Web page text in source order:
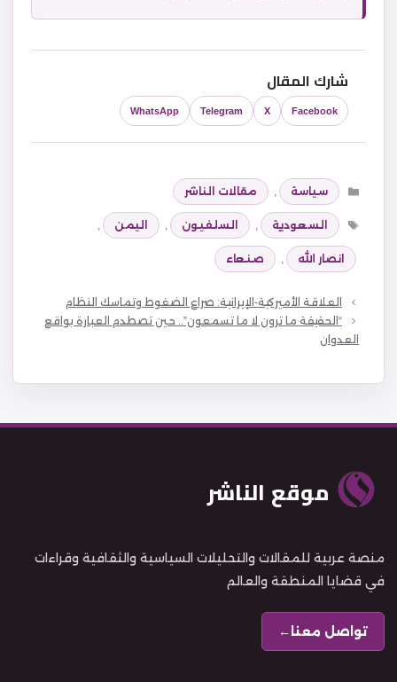
شارك المقال
Facebook
X
Telegram
WhatsApp
التصنيفات
سياسة ,
مقالات الناشر
الوسوم
السعودية , السلفيون , اليمن ,
انصار الله , صنعاء
العلاقة الأميركية-الإيرانية: صراع الضغوط وتماسك النظام
“الحقيقة ما ترون لا ما تسمعون”.. حين تصطدم العبارة بواقع
العدوان
موقع الناشر
منصة عربية للمقالات والتحليلات السياسية والثقافية وقراءات
في قضايا المنطقة والعالم
تواصل معنا ←